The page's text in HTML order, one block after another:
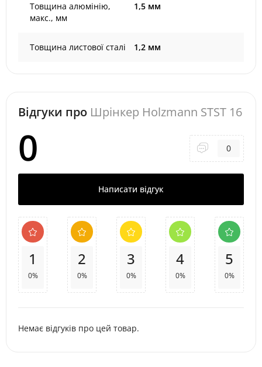
Товщина алюмінію,
макс., мм
1,5 мм
Товщина листової сталі 1,2 мм
Відгуки про Шрінкер Holzmann STST 16
0 0
Написати відгук
1
0%
2
0%
3
0%
4
0%
5
0%
Немає відгуків про цей товар.